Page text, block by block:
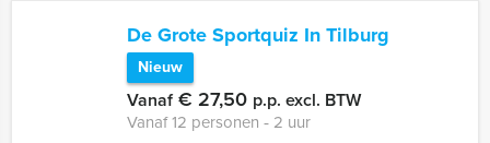
De Grote Sportquiz In Tilburg
Nieuw
Vanaf€ 27,50 p.p. excl. BTW
Vanaf 12 personen ‐ 2 uur